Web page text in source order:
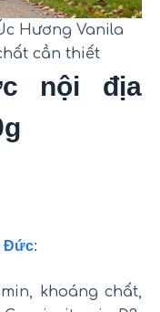
Hương Vanila
cần thiết
nội địa
Đức:
khoáng chất,